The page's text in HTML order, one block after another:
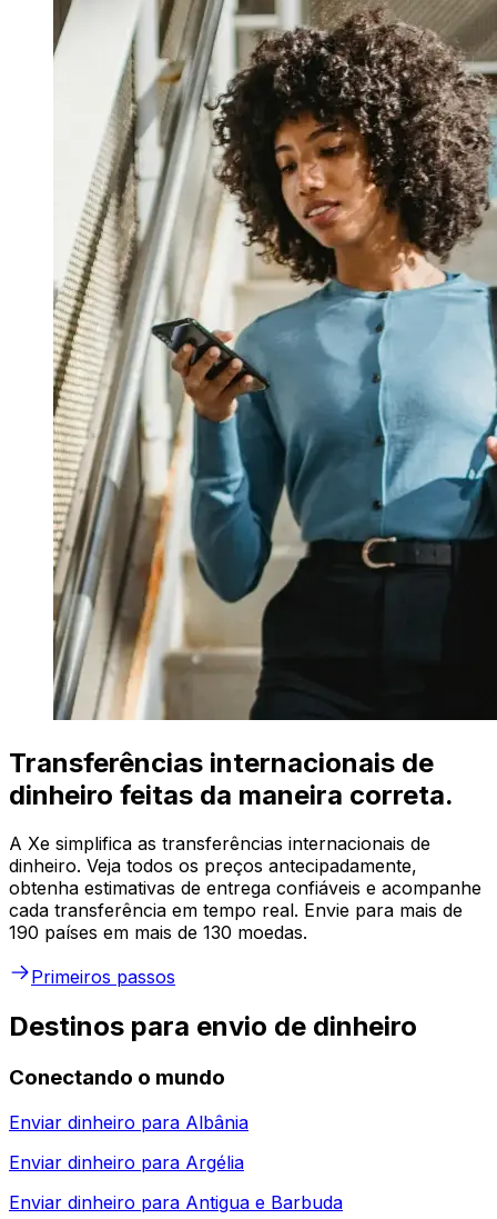
Transferências internacionais de
dinheiro feitas da maneira correta.
A Xe simplifica as transferências internacionais de
dinheiro. Veja todos os preços antecipadamente,
obtenha estimativas de entrega confiáveis e acompanhe
cada transferência em tempo real. Envie para mais de
190 países em mais de 130 moedas.
Primeiros passos
Destinos para envio de dinheiro
Conectando o mundo
Enviar dinheiro para Albânia
Enviar dinheiro para Argélia
Enviar dinheiro para Antigua e Barbuda